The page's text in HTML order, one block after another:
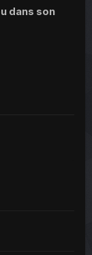
dans son